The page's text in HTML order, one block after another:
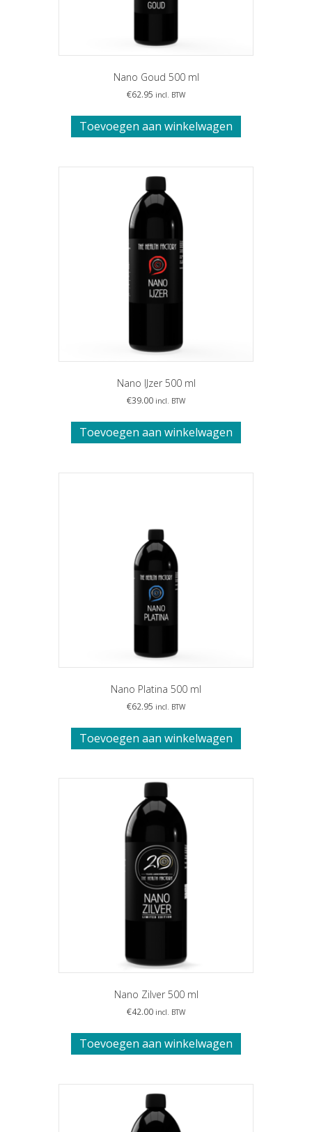
Nano Goud 500 ml
€62.95 incl. BTW
Toevoegen aan winkelwagen
Nano IJzer 500 ml
€39.00 incl. BTW
Toevoegen aan winkelwagen
Nano Platina 500 ml
€62.95 incl. BTW
Toevoegen aan winkelwagen
Nano Zilver 500 ml
€42.00 incl. BTW
Toevoegen aan winkelwagen